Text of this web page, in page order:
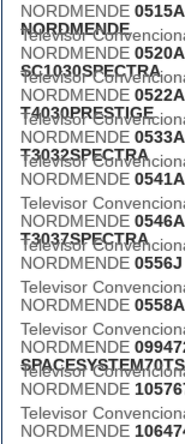
NORDMENDE
NORDMENDE
Televisor
NORDMENDE 0520A
SC1030SPECTRA
Televisor
NORDMENDE 0522A
T4030PRESTIGE
Televisor
NORDMENDE
T3032SPECTRA
Televisor
NORDMENDE
Televisor
NORDMENDE
T3037SPECTRA
Televisor
NORDMENDE 0556J
Televisor
NORDMENDE
Televisor
NORDMENDE
SPACESYSTEM70TS
Televisor
NORDMENDE
Televisor
NORDMENDE